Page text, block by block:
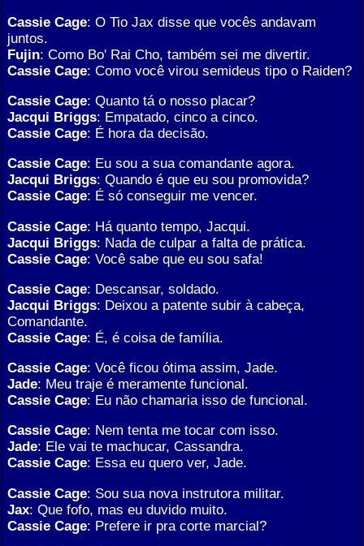
Cassie Cage: O Tio Jax disse que vocês andavam
juntos.
Fujin: Como Bo' Rai Cho, também sei me divertir.
Cassie Cage: Como você virou semideus tipo o Raiden?
Cassie Cage: Quanto tá o nosso placar?
Jacqui Briggs: Empatado, cinco a cinco.
Cassie Cage: É hora da decisão.
Cassie Cage: Eu sou a sua comandante agora.
Jacqui Briggs: Quando é que eu sou promovida?
Cassie Cage: É só conseguir me vencer.
Cassie Cage: Há quanto tempo, Jacqui.
Jacqui Briggs: Nada de culpar a falta de prática.
Cassie Cage: Você sabe que eu sou safa!
Cassie Cage: Descansar, soldado.
Jacqui Briggs: Deixou a patente subir à cabeça,
Comandante.
Cassie Cage: É, é coisa de família.
Cassie Cage: Você ficou ótima assim, Jade.
Jade: Meu traje é meramente funcional.
Cassie Cage: Eu não chamaria isso de funcional.
Cassie Cage: Nem tenta me tocar com isso.
Jade: Ele vai te machucar, Cassandra.
Cassie Cage: Essa eu quero ver, Jade.
Cassie Cage: Sou sua nova instrutora militar.
Jax: Que fofo, mas eu duvido muito.
Cassie Cage: Prefere ir pra corte marcial?